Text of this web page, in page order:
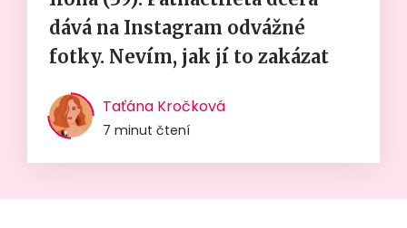
dává na Instagram odvážné
fotky. Nevím, jak jí to zakázat
Taťána Kročková
7 minut čtení